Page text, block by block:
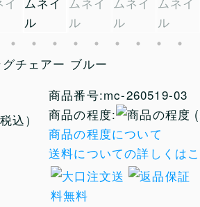
チェアー ブルー
商品番号:mc-260519-03
商品の程度:
商品の程度について
送料についての詳しくは
込）